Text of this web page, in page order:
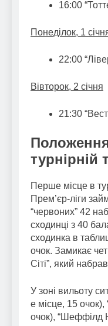
16:00
Понеділок, 1
22:00
Вівторок, 2 січня
21:30
турнірній
Перше місце в
Прем’єр-ліги
“червоних” 42
сходинці з 40
сходинка в
очок. Замикає
Сіті”, який
У зоні вильоту
е місце, 15 очок),
очок), “Шеффілд